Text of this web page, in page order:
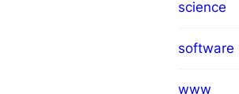
science
software
www